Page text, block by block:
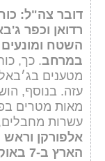
רדואן וכפר
השטח
במרחב
מטענים
עזה. בנוסף,
מאות מטרים
עשרות
אלפורקן
הארץ ב-7 באוקטובר